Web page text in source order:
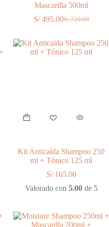
Mascarilla 500ml
S/720.00
El
original
era:
S/495.00El
actual
es:
Kit Anticaída Shampoo 250
ml + Tónico 125 ml
S/165.00
Valorado con 5.00de 5